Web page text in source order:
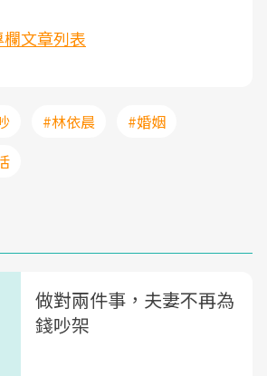
欄文章列表
#林依晨
#婚姻
做對兩件事，夫妻不再為
錢吵架